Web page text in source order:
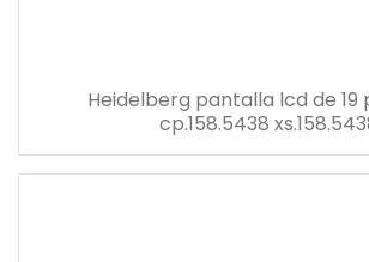
Heidelberg pantalla lcd de 19
cp.158.5438